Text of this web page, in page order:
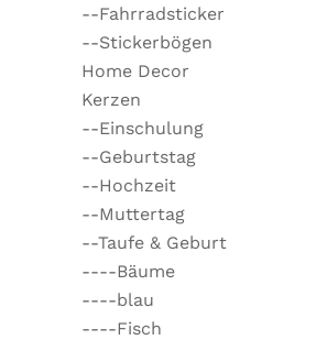
--Fahrradsticker
--Stickerbögen
Home Decor
Kerzen
--Einschulung
--Geburtstag
--Hochzeit
--Muttertag
--Taufe & Geburt
----Bäume
----blau
----Fisch